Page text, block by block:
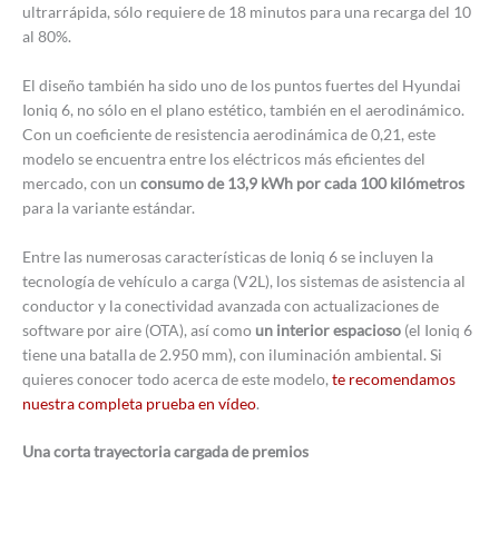
ultrarrápida, sólo requiere de 18 minutos para una recarga del 10
al 80%.
El diseño también ha sido uno de los puntos fuertes del Hyundai
Ioniq 6, no sólo en el plano estético, también en el aerodinámico.
Con un coeficiente de resistencia aerodinámica de 0,21, este
modelo se encuentra entre los eléctricos más eficientes del
mercado, con un consumo de 13,9 kWh por cada 100 kilómetros
para la variante estándar.
Entre las numerosas características de Ioniq 6 se incluyen la
tecnología de vehículo a carga (V2L), los sistemas de asistencia al
conductor y la conectividad avanzada con actualizaciones de
software por aire (OTA), así como un interior espacioso (el Ioniq 6
tiene una batalla de 2.950 mm), con iluminación ambiental. Si
quieres conocer todo acerca de este modelo, te recomendamos
nuestra completa prueba en vídeo.
Una corta trayectoria cargada de premios